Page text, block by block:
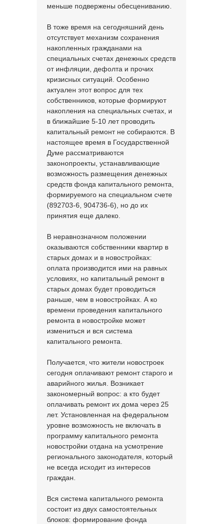
меньше подвержены обесцениванию.
В тоже время на сегодняшний день
отсутствует механизм сохранения
накопленных гражданами на
специальных счетах денежных средств
от инфляции, дефолта и прочих
кризисных ситуаций. Особенно
актуален этот вопрос для тех
собственников, которые формируют
накопления на специальных счетах, и
в ближайшие 5-10 лет проводить
капитальный ремонт не собираются. В
настоящее время в Государственной
Думе рассматриваются
законопроекты, устанавливающие
возможность размещения денежных
средств фонда капитального ремонта,
формируемого на специальном счете
(892703-6, 904736-6), но до их
принятия еще далеко.
В неравнозначном положении
оказываются собственники квартир в
старых домах и в новостройках:
оплата производится ими на равных
условиях, но капитальный ремонт в
старых домах будет проводиться
раньше, чем в новостройках. А ко
времени проведения капитального
ремонта в новостройке может
измениться и вся система
капитального ремонта.
Получается, что жители новостроек
сегодня оплачивают ремонт старого и
аварийного жилья. Возникает
закономерный вопрос: а кто будет
оплачивать ремонт их дома через 25
лет. Установленная на федеральном
уровне возможность не включать в
программу капитального ремонта
новостройки отдана на усмотрение
регионального законодателя, который
не всегда исходит из интересов
граждан.
Вся система капитального ремонта
состоит из двух самостоятельных
блоков: формирование фонда